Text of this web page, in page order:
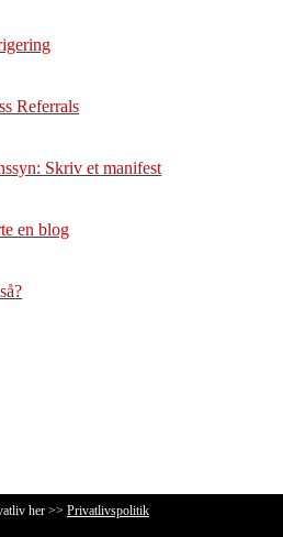
Referrals
Skriv et manifest
en blog
her >> Privatlivspolitik